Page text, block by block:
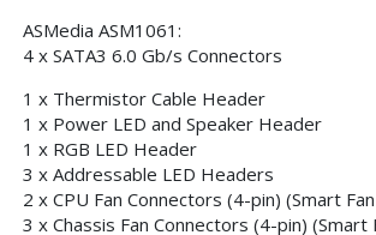
ASMedia ASM1061:
4 x SATA3 6.0 Gb/s Connectors
1 x Thermistor Cable Header
1 x Power LED and Speaker Header
1 x RGB LED Header
3 x Addressable LED Headers
2 x CPU Fan Connectors (4-pin) (Smart
3 x Chassis Fan Connectors (4-pin) (Smart